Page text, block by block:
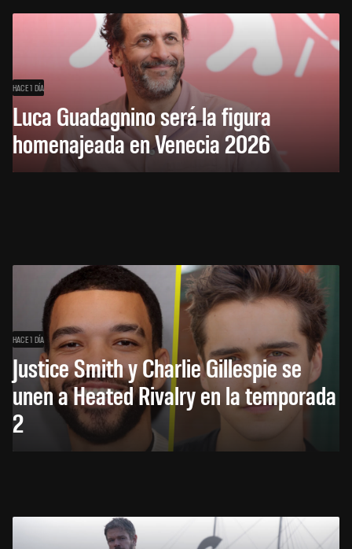
HACE 1 DÍA
Luca Guadagnino será la figura
homenajeada en Venecia 2026
HACE 1 DÍA
Justice Smith y Charlie Gillespie se
unen a Heated Rivalry en la temporada
2